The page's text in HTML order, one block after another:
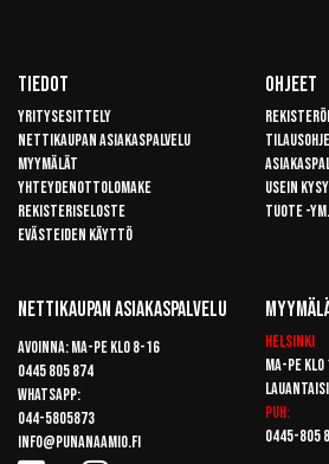
Tiedot
Yritysesittely
Nettikaupan asiakaspalvelu
Myymälät
Yhteydenottolomake
Rekisteriseloste
Evästeiden käyttö
Ohjeet
Usein
Tuote -
Nettikaupan Asiakaspalvelu
Avoinna: Ma-pe klo 8-16
0445 805 874
Whatsapp:
044-5805873
info@punanaamio.fi
Helsinki
Ma-pe klo
Puh:
0445-805